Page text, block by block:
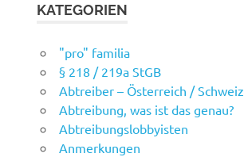
KATEGORIEN
"pro" familia
§ 218 / 219a StGB
Abtreiber – Österreich / Schweiz
Abtreibung, was ist das genau?
Abtreibungslobbyisten
Anmerkungen